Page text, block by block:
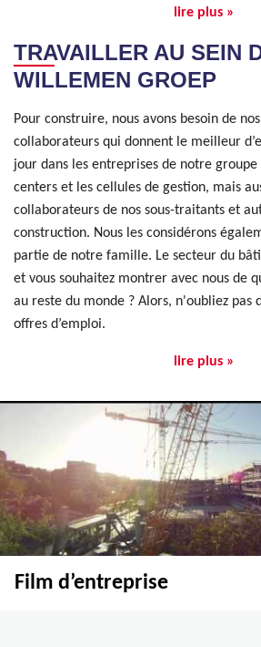
lire plus »
TRAVAILLER AU SEIN
WILLEMEN GROEP
Pour construire, nous avons besoin de
collaborateurs qui donnent le meilleur
jour dans les entreprises de notre groupe
centers et les cellules de gestion, mais
collaborateurs de nos sous-traitants et
construction. Nous les considérons
partie de notre famille. Le secteur du
et vous souhaitez montrer avec nous de
au reste du monde ? Alors, n'oubliez pas
offres d’emploi.
lire plus »
Film d’entreprise